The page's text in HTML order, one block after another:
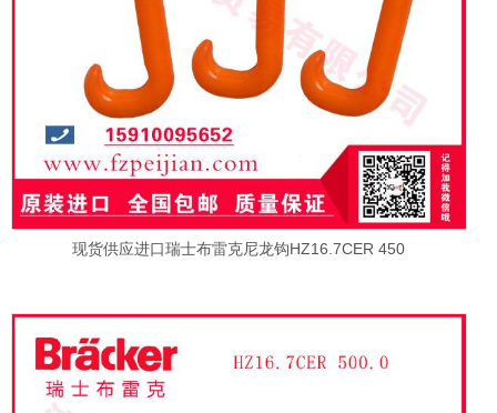
现货供应进口瑞士布雷克尼龙钩HZ16.7CER 450